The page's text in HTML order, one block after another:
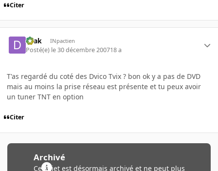
Citer
Drak INpactien
Posté(e) le 30 décembre 200718 a
T'as regardé du coté des Dvico Tvix ? bon ok y a pas de DVD
mais au moins la prise réseau est présente et tu peux avoir
un tuner TNT en option
Citer
Archivé
Ce sujet est désormais archivé et ne peut plus